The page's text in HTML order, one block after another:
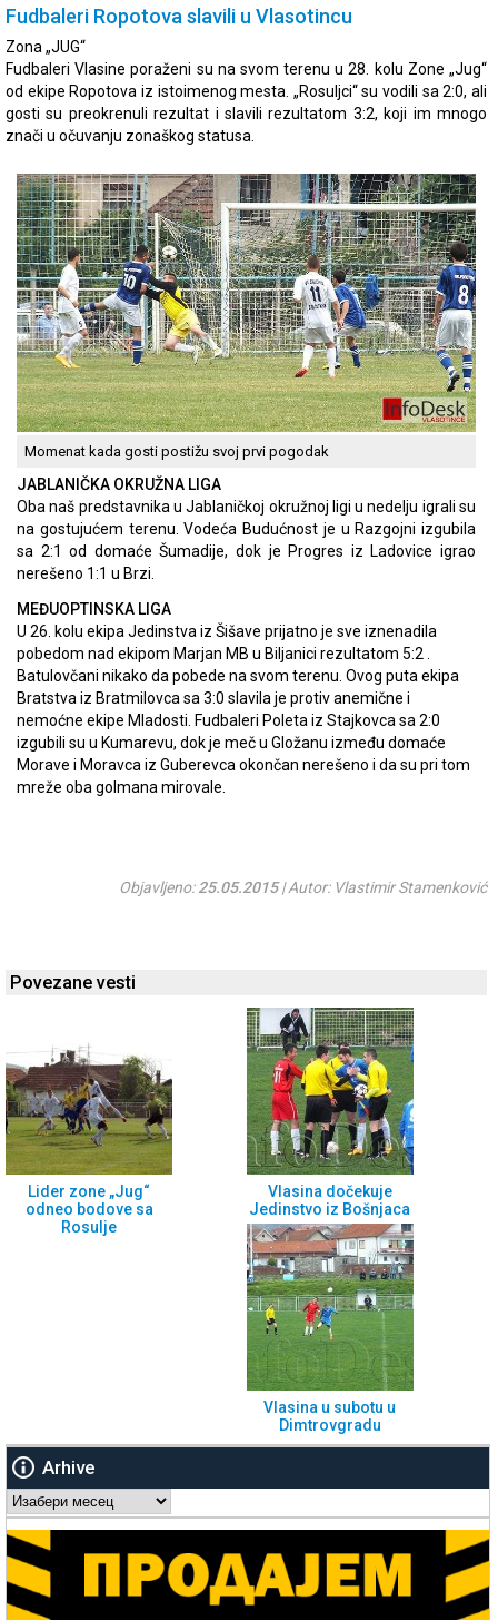
Fudbaleri Ropotova slavili u Vlasotincu
Zona „JUG“
Fudbaleri Vlasine poraženi su na svom terenu u 28. kolu Zone „Jug“
od ekipe Ropotova iz istoimenog mesta. „Rosuljci“ su vodili sa 2:0, ali
gosti su preokrenuli rezultat i slavili rezultatom 3:2, koji im mnogo
znači u očuvanju zonaškog statusa.
Momenat kada gosti postižu svoj prvi pogodak
JABLANIČKA OKRUŽNA LIGA
Oba naš predstavnika u Jablaničkoj okružnoj ligi u nedelju igrali su
na gostujućem terenu. Vodeća Budućnost je u Razgojni izgubila
sa 2:1 od domaće Šumadije, dok je Progres iz Ladovice igrao
nerešeno 1:1 u Brzi.
MEĐUOPTINSKA LIGA
U 26. kolu ekipa Jedinstva iz Šišave prijatno je sve iznenadila
pobedom nad ekipom Marjan MB u Biljanici rezultatom 5:2 .
Batulovčani nikako da pobede na svom terenu. Ovog puta ekipa
Bratstva iz Bratmilovca sa 3:0 slavila je protiv anemične i
nemoćne ekipe Mladosti. Fudbaleri Poleta iz Stajkovca sa 2:0
izgubili su u Kumarevu, dok je meč u Gložanu između domaće
Morave i Moravca iz Guberevca okončan nerešeno i da su pri tom
mreže oba golmana mirovale.
Objavljeno:25.05.2015| Autor: Vlastimir Stamenković
Povezane vesti
Lider zone „Jug“
odneo bodove sa
Rosulje
Vlasina dočekuje
Jedinstvo iz Bošnjaca
Vlasina u subotu u
Dimtrovgradu
Arhive
Arhive